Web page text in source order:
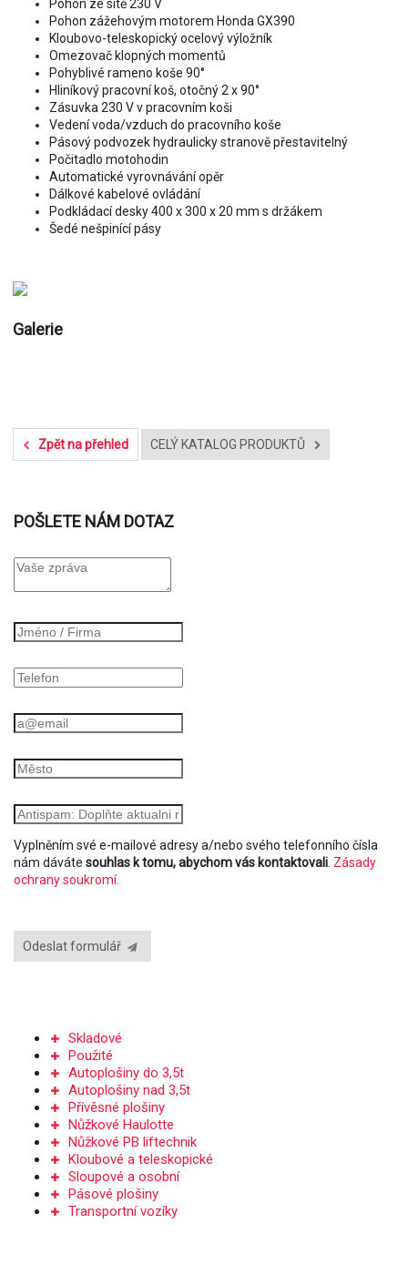
Pohon ze sítě 230 V
Pohon zážehovým motorem Honda GX390
Kloubovo-teleskopický ocelový výložník
Omezovač klopných momentů
Pohyblivé rameno koše 90°
Hliníkový pracovní koš, otočný 2 x 90°
Zásuvka 230 V v pracovním koši
Vedení voda/vzduch do pracovního koše
Pásový podvozek hydraulicky stranově přestavitelný
Počitadlo motohodin
Automatické vyrovnávání opěr
Dálkové kabelové ovládání
Podkládací desky 400 x 300 x 20 mm s držákem
Šedé nešpinící pásy
Galerie
Zpět na přehled CELÝ KATALOG PRODUKTŮ
POŠLETE NÁM DOTAZ
Vyplněním své e-mailové adresy a/nebo svého telefonního čísla
nám dáváte souhlas k tomu, abychom vás kontaktovali Zásady
ochrany soukromí.
Odeslat formulář
Skladové
Použité
Autoplošiny do 3,5t
Autoplošiny nad 3,5t
Přívěsné plošiny
Nůžkové Haulotte
Nůžkové PB liftechnik
Kloubové a teleskopické
Sloupové a osobní
Pásové plošiny
Transportní vozíky